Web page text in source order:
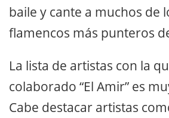
baile y cante a muchos de
flamencos más punteros
La lista de artistas con la
colaborado “El Amir” es
Cabe destacar artistas